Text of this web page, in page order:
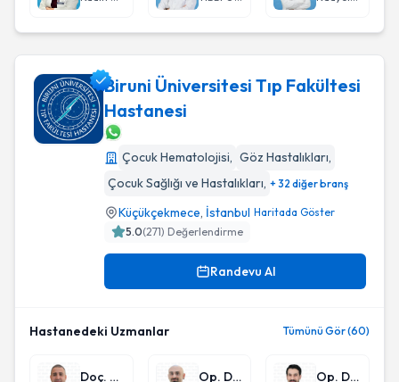
Biruni Üniversitesi Tıp Fakültesi Hastanesi
Biruni Üniversitesi Tıp Fakültesi
Hastanesi
Çocuk Hematolojisi, Göz Hastalıkları,
Çocuk Sağlığı ve Hastalıkları, + 32 diğer branş
Küçükçekmece, İstanbul Haritada Göster
5.0(271) Değerlendirme
Randevu Al
Hastanedeki Uzmanlar Tümünü Gör (60)
Doç. Dr. Suat Batar Op. Dr. Enes Serhat Coşkun Op. Dr. Metin Süleymanzade